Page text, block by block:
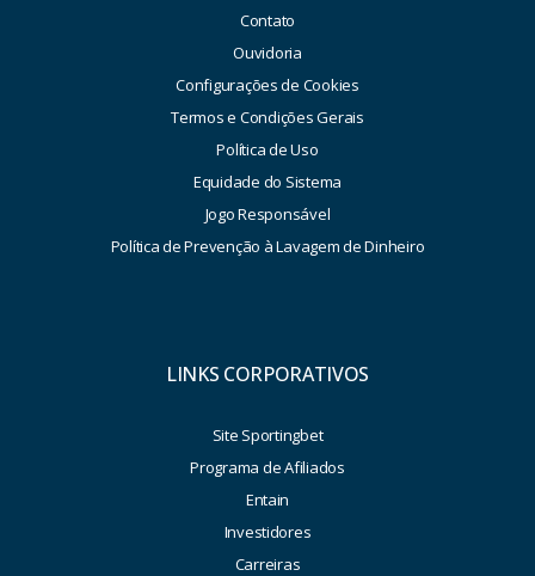
Contato
Ouvidoria
Configurações de Cookies
Termos e Condições Gerais
Política de Uso
Equidade do Sistema
Jogo Responsável
Política de Prevenção à Lavagem de Dinheiro
LINKS CORPORATIVOS
Site Sportingbet
Programa de Afiliados
Entain
Investidores
Carreiras